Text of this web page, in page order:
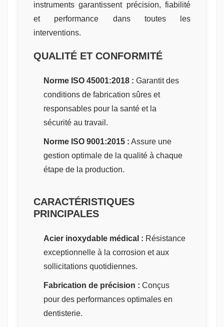
instruments garantissent précision, fiabilité
et performance dans toutes les
interventions.
QUALITÉ ET CONFORMITÉ
Norme ISO 45001:2018 : Garantit des
conditions de fabrication sûres et
responsables pour la santé et la
sécurité au travail.
Norme ISO 9001:2015 : Assure une
gestion optimale de la qualité à chaque
étape de la production.
CARACTÉRISTIQUES
PRINCIPALES
Acier inoxydable médical : Résistance
exceptionnelle à la corrosion et aux
sollicitations quotidiennes.
Fabrication de précision : Conçus
pour des performances optimales en
dentisterie.